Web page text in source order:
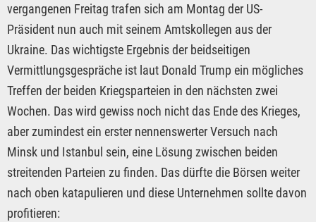
vergangenen Freitag trafen sich am Montag der US-
Präsident nun auch mit seinem Amtskollegen aus der
Ukraine. Das wichtigste Ergebnis der beidseitigen
Vermittlungsgespräche ist laut Donald Trump ein mögliches
Treffen der beiden Kriegsparteien in den nächsten zwei
Wochen. Das wird gewiss noch nicht das Ende des Krieges,
aber zumindest ein erster nennenswerter Versuch nach
Minsk und Istanbul sein, eine Lösung zwischen beiden
streitenden Parteien zu finden. Das dürfte die Börsen weiter
nach oben katapulieren und diese Unternehmen sollte davon
profitieren: